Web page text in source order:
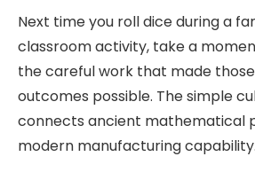
Next time you roll dice during a
classroom activity, take a
the careful work that made
outcomes possible. The simple
connects ancient mathematical
modern manufacturing capability.